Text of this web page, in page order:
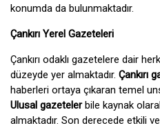
konumda da bulunmaktadır.
Çankırı Yerel Gazeteleri
Çankırı odaklı gazetelere dair
düzeyde yer almaktadır. Çankırı
haberleri ortaya çıkaran temel
Ulusal gazetelerbile kaynak
almaktadır. Son derecede etkili